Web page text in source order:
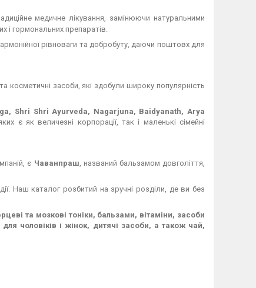
медичне лікування, замінюючи натуральними
і гормональних препаратів.
рівноваги та добробуту, даючи поштовх для
косметичні засоби, які здобули широку популярність
Shri Shri Ayurveda, Nagarjuna, Baidyanath, Arya
є як величезні корпорації, так і маленькі сімейні
є Чаванпраш , названий бальзамом довголіття,
Наш каталог розбитий на зручні розділи, де ви без
та мозкові тоніки, бальзами, вітаміни, засоби
чоловіків і жінок, дитячі засоби, а також чай,